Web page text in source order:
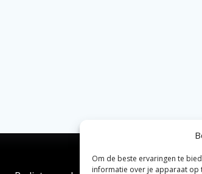
Om de beste ervaringen te
informatie over je apparaat op